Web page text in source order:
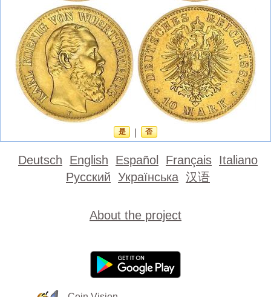
是 否
Deutsch English Español Français Italiano
Русский Українська 汉语
About the project